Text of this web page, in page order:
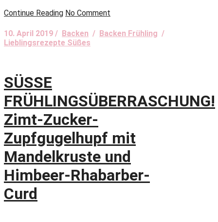
Continue Reading No Comment
10. April 2019 / Backen / Backen Frühling /
Lieblingsrezepte Süßes
SÜSSE
FRÜHLINGSÜBERRASCHUNG!
Zimt-Zucker-
Zupfgugelhupf mit
Mandelkruste und
Himbeer-Rhabarber-
Curd